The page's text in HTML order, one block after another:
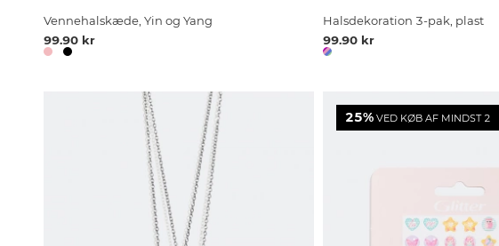
Vennehalskæde, Yin og Yang
99.90 kr
Halsdekoration 3-pak, plast
99.90 kr
25% VED KØB AF MINDST 2